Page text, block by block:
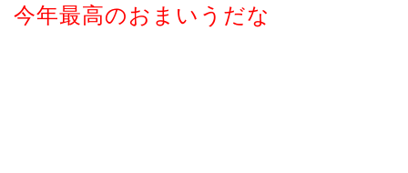
今年最高のおまいうだな